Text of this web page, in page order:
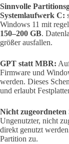
Sinnvolle
Systemlaufwerk C:
Windows 11 mit
150–200 GB.
größer ausfallen.
GPT statt MBR:
Firmware und
werden. Dieses
und erlaubt
Nicht zugeordneten
Ungenutzter, nicht
direkt genutzt
Partition zu.